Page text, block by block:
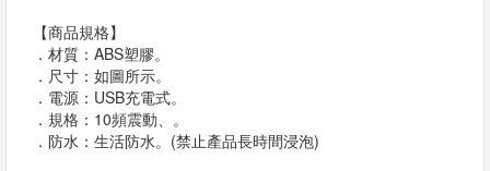
【商品規格】
．材質：ABS塑膠。
．尺寸：如圖所示。
．電源：USB充電式。
．規格：10頻震動、。
．防水：生活防水。(禁止產品長時間浸泡)